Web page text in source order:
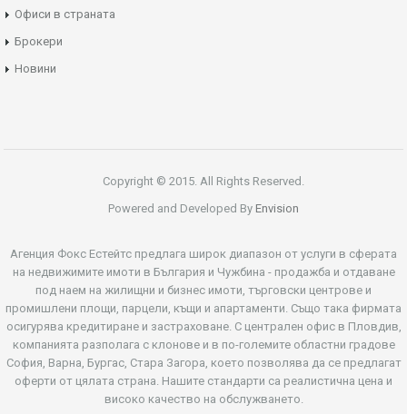
Офиси в страната
Брокери
Новини
Copyright © 2015. All Rights Reserved.
Powered and Developed By Envision
Агенция Фокс Естейтс предлага широк диапазон от услуги в сферата
на недвижимите имоти в България и Чужбина - продажба и отдаване
под наем на жилищни и бизнес имоти, търговски центрове и
промишлени площи, парцели, къщи и апартаменти. Също така фирмата
осигурява кредитиране и застраховане. С централен офис в Пловдив,
компанията разполага с клонове и в по-големите областни градове
София, Варна, Бургас, Стара Загора, което позволява да се предлагат
оферти от цялата страна. Нашите стандарти са реалистична цена и
високо качество на обслужването.